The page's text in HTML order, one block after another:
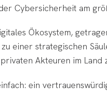
Cybersicherheit am
Ökosystem,
einer strategischen
Akteuren im Land
ein